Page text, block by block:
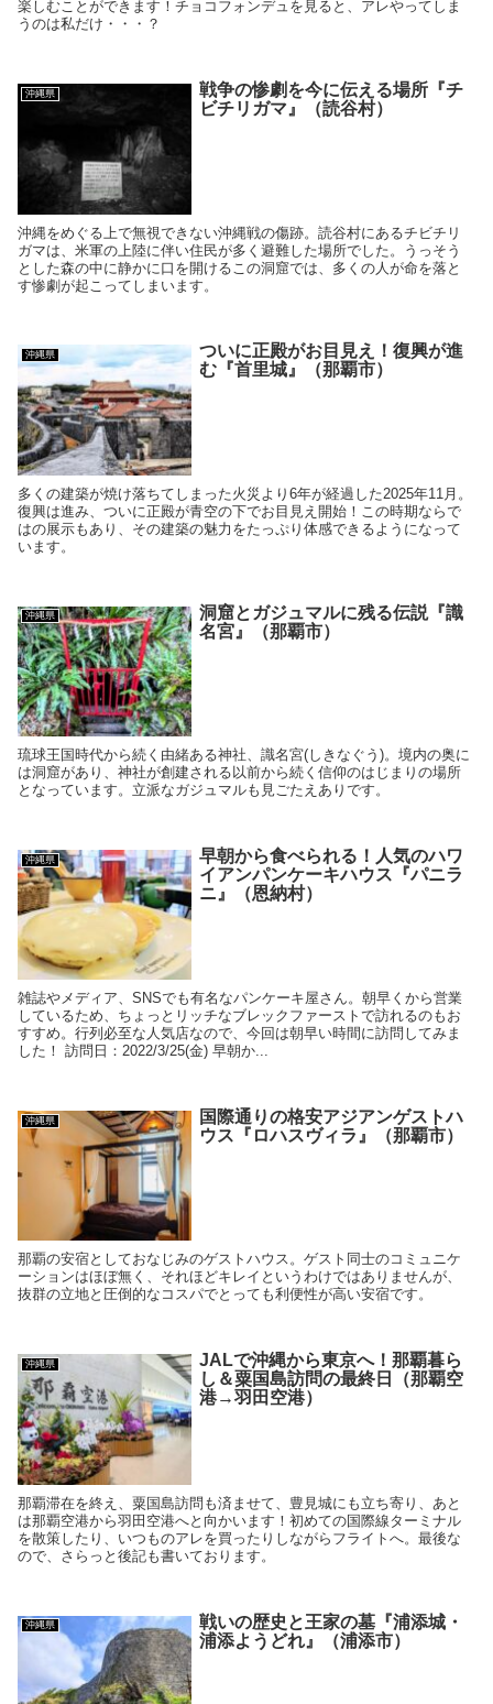
楽しむことができます！チョコフォンデュを見ると、アレやってしま
うのは私だけ・・・？
沖縄県
戦争の惨劇を今に伝える場所『チ
ビチリガマ』（読谷村）
沖縄をめぐる上で無視できない沖縄戦の傷跡。読谷村にあるチビチリ
ガマは、米軍の上陸に伴い住民が多く避難した場所でした。うっそう
とした森の中に静かに口を開けるこの洞窟では、多くの人が命を落と
す惨劇が起こってしまいます。
沖縄県
ついに正殿がお目見え！復興が進
む『首里城』（那覇市）
多くの建築が焼け落ちてしまった火災より6年が経過した2025年11月。
復興は進み、ついに正殿が青空の下でお目見え開始！この時期ならで
はの展示もあり、その建築の魅力をたっぷり体感できるようになって
います。
沖縄県
洞窟とガジュマルに残る伝説『識
名宮』（那覇市）
琉球王国時代から続く由緒ある神社、識名宮(しきなぐう)。境内の奥に
は洞窟があり、神社が創建される以前から続く信仰のはじまりの場所
となっています。立派なガジュマルも見ごたえありです。
沖縄県
早朝から食べられる！人気のハワ
イアンパンケーキハウス『パニラ
ニ』（恩納村）
雑誌やメディア、SNSでも有名なパンケーキ屋さん。朝早くから営業
しているため、ちょっとリッチなブレックファーストで訪れるのもお
すすめ。行列必至な人気店なので、今回は朝早い時間に訪問してみま
した！ 訪問日：2022/3/25(金) 早朝か...
沖縄県
国際通りの格安アジアンゲストハ
ウス『ロハスヴィラ』（那覇市）
那覇の安宿としておなじみのゲストハウス。ゲスト同士のコミュニケ
ーションはほぼ無く、それほどキレイというわけではありませんが、
抜群の立地と圧倒的なコスパでとっても利便性が高い安宿です。
沖縄県
JALで沖縄から東京へ！那覇暮ら
し＆粟国島訪問の最終日（那覇空
港→羽田空港）
那覇滞在を終え、粟国島訪問も済ませて、豊見城にも立ち寄り、あと
は那覇空港から羽田空港へと向かいます！初めての国際線ターミナル
を散策したり、いつものアレを買ったりしながらフライトへ。最後な
ので、さらっと後記も書いております。
沖縄県
戦いの歴史と王家の墓『浦添城・
浦添ようどれ』（浦添市）